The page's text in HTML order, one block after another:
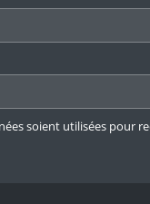
soient utilisées pour